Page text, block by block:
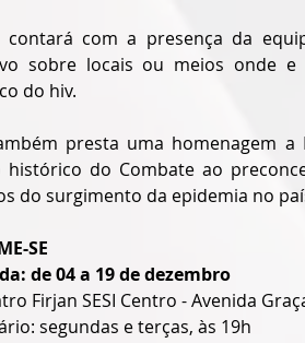
contará com a presença da
sobre locais ou meios onde
do hiv.
presta uma homenagem
histórico do Combate ao
do surgimento da epidemia no
SE
de 04 a 19 de dezembro
Firjan SESI Centro - Avenida
segundas e terças, às 19h